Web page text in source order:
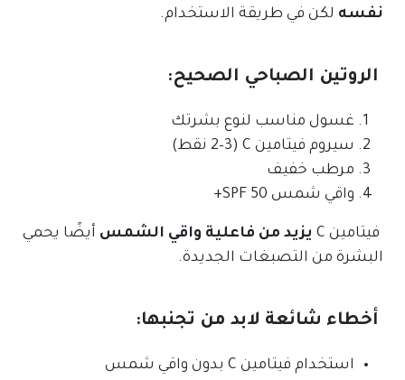
نفسه لكن في طريقة الاستخدام.
الروتين الصباحي الصحيح:
غسول مناسب لنوع بشرتك
سيروم فيتامين C (2–3 نقط)
مرطب خفيف
واقي شمس SPF 50+
فيتامين C يزيد من فاعلية واقي الشمس أيضًا يحمي
البشرة من التصبغات الجديدة.
أخطاء شائعة لابد من تجنبها:
استخدام فيتامين C بدون واقي شمس